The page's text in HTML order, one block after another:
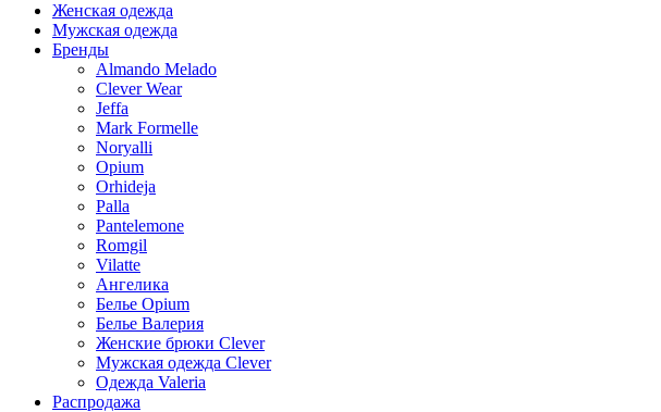
Женская одежда
Мужская одежда
Бренды
Almando Melado
Clever Wear
Jeffa
Mark Formelle
Noryalli
Opium
Orhideja
Palla
Pantelemone
Romgil
Vilatte
Ангелика
Белье Opium
Белье Валерия
Женские брюки Clever
Мужская одежда Clever
Одежда Valeria
Распродажа